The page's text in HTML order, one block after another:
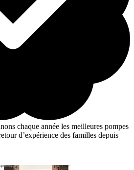
chaque année les meilleures pompes
d’expérience des familles depuis